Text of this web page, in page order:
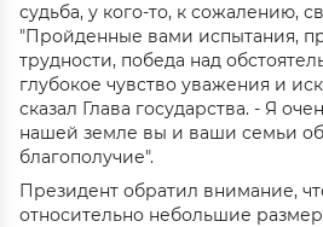
судьба, у кого-то, к сожалению,
"Пройденные вами испытания,
трудности, победа над
глубокое чувство уважения и
сказал Глава государства. - Я
нашей земле вы и ваши семьи
благополучие".
Президент обратил внимание,
относительно небольшие